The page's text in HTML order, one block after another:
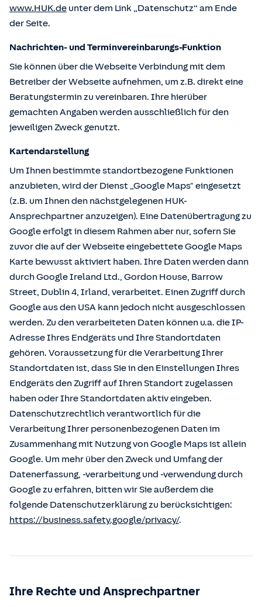
www.HUK.de unter dem Link „Datenschutz“ am Ende
der Seite.
Nachrichten- und Terminvereinbarungs-Funktion
Sie können über die Webseite Verbindung mit dem
Betreiber der Webseite aufnehmen, um z.B. direkt eine
Beratungstermin zu vereinbaren. Ihre hierüber
gemachten Angaben werden ausschließlich für den
jeweiligen Zweck genutzt.
Kartendarstellung
Um Ihnen bestimmte standortbezogene Funktionen
anzubieten, wird der Dienst „Google Maps" eingesetzt
(z.B. um Ihnen den nächstgelegenen HUK-
Ansprechpartner anzuzeigen). Eine Datenübertragung zu
Google erfolgt in diesem Rahmen aber nur, sofern Sie
zuvor die auf der Webseite eingebettete Google Maps
Karte bewusst aktiviert haben. Ihre Daten werden dann
durch Google Ireland Ltd., Gordon House, Barrow
Street, Dublin 4, Irland, verarbeitet. Einen Zugriff durch
Google aus den USA kann jedoch nicht ausgeschlossen
werden. Zu den verarbeiteten Daten können u.a. die IP-
Adresse Ihres Endgeräts und Ihre Standortdaten
gehören. Voraussetzung für die Verarbeitung Ihrer
Standortdaten ist, dass Sie in den Einstellungen Ihres
Endgeräts den Zugriff auf Ihren Standort zugelassen
haben oder Ihre Standortdaten aktiv eingeben.
Datenschutzrechtlich verantwortlich für die
Verarbeitung Ihrer personenbezogenen Daten im
Zusammenhang mit Nutzung von Google Maps ist allein
Google. Um mehr über den Zweck und Umfang der
Datenerfassung, -verarbeitung und -verwendung durch
Google zu erfahren, bitten wir Sie außerdem die
folgende Datenschutzerklärung zu berücksichtigen:
https://business.safety.google/privacy/.
Ihre Rechte und Ansprechpartner